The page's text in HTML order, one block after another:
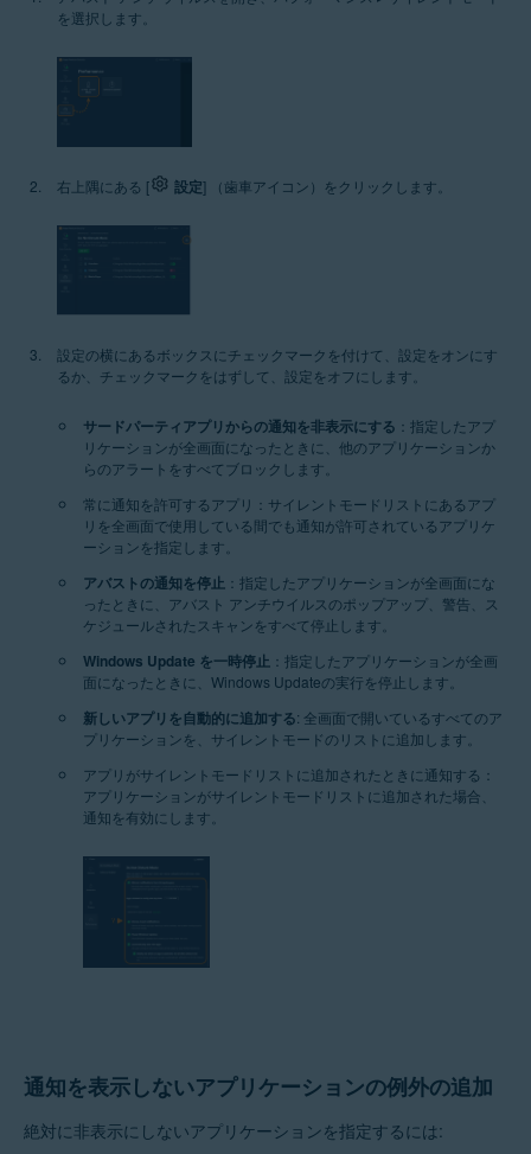
を選択します。
右上隅にある [ 設定] （歯車アイコン）をクリックします。
設定の横にあるボックスにチェックマークを付けて、設定をオンにす
るか、チェックマークをはずして、設定をオフにします。
サードパーティアプリからの通知を非表示にする ：指定したアプ
リケーションが全画面になったときに、他のアプリケーションか
らのアラートをすべてブロックします。
常に通知を許可するアプリ： サイレントモードリストにあるアプ
リを全画面で使用している間でも通知が許可されているアプリケ
ーションを指定します。
アバストの通知を停止 ：指定したアプリケーションが全画面にな
ったときに、アバスト アンチウイルスのポップアップ、警告、ス
ケジュールされたスキャンをすべて停止します。
Windows Update を一時停止 ：指定したアプリケーションが全画
面になったときに、Windows Updateの実行を停止します。
新しいアプリを自動的に追加する: 全画面で開いているすべてのア
プリケーションを、サイレントモードのリストに追加します。
アプリがサイレントモードリストに追加されたときに通知する：
アプリケーションがサイレントモードリストに追加された場合、
通知を有効にします。
通知を表示しないアプリケーションの例外の追加
絶対に非表示にしないアプリケーションを指定するには: